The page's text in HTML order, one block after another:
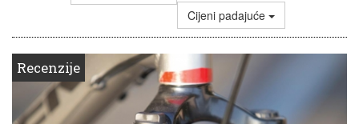
Cijeni padajuće
Recenzije